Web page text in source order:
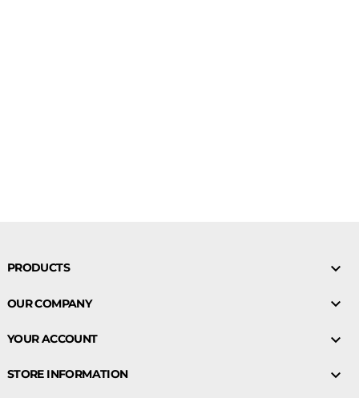
PRODUCTS 
OUR COMPANY 
YOUR ACCOUNT 
STORE INFORMATION 